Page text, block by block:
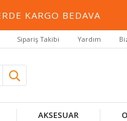
KARGO BEDAVA
Sipariş Takibi Yardım
AKSESUAR